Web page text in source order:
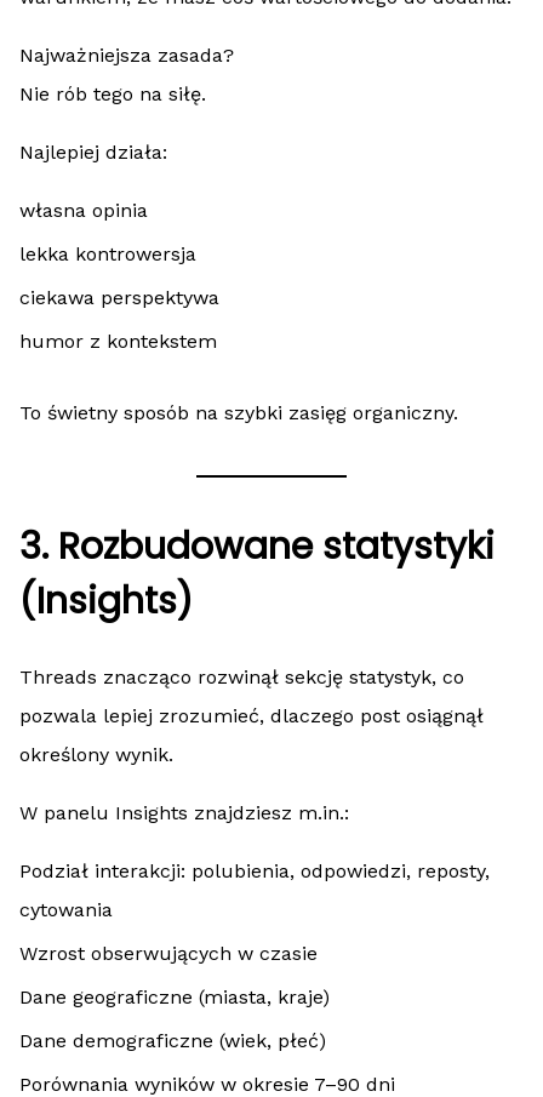
Najważniejsza zasada?
Nie rób tego na siłę.
Najlepiej działa:
własna opinia
lekka kontrowersja
ciekawa perspektywa
humor z kontekstem
To świetny sposób na szybki zasięg organiczny.
3. Rozbudowane statystyki
(Insights)
Threads znacząco rozwinął sekcję statystyk, co
pozwala lepiej zrozumieć, dlaczego post osiągnął
określony wynik.
W panelu Insights znajdziesz m.in.:
Podział interakcji: polubienia, odpowiedzi, reposty,
cytowania
Wzrost obserwujących w czasie
Dane geograficzne (miasta, kraje)
Dane demograficzne (wiek, płeć)
Porównania wyników w okresie 7–90 dni